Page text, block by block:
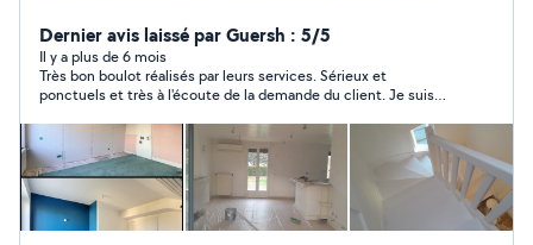
et résultats impeccables. À votre service pour embellir
votre intérieur
Dernier avis laissé par Guersh : 5/5
Il y a plus de 6 mois
Très bon boulot réalisés par leurs services. Sérieux et
ponctuels et très à l'écoute de la demande du client. Je suis